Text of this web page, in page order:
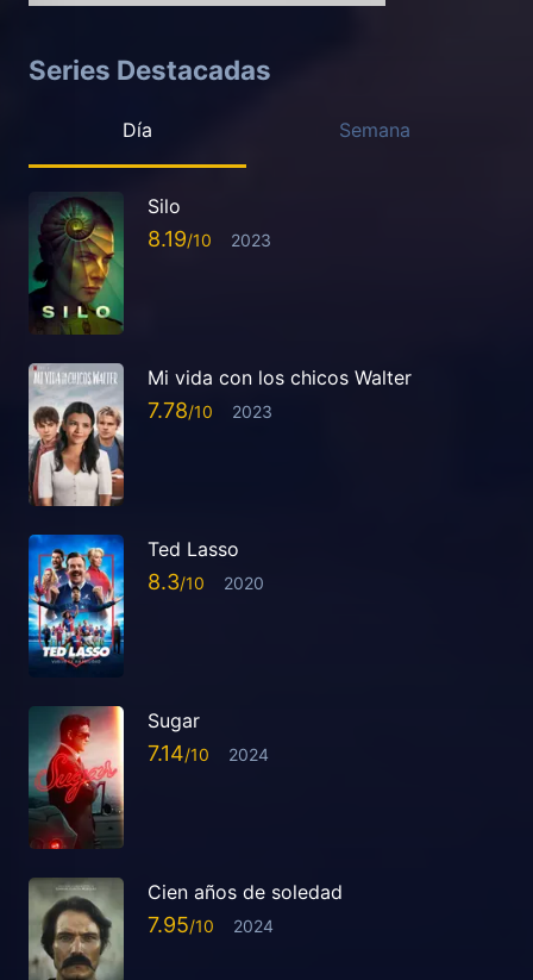
Series Destacadas
Día Semana
Silo
8.19 2023
Mi vida con los chicos Walter
7.78 2023
Ted Lasso
8.3 2020
Sugar
7.14 2024
Cien años de soledad
7.95 2024